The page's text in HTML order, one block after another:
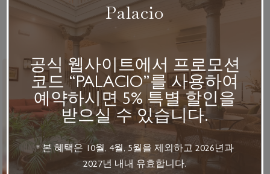
블로그 팔라시오 데 로
스 나바스
Blog
KO
ES
EN
FR
Calle Navas, 1
18009 Granada, España
0034 958 215 760
Palacio
공식 웹사이트에서 프로모션
코드 “PALACIO”를 사용하여
예약하시면 5% 특별 할인을
받으실 수 있습니다.
* 본 혜택은 10월, 4월, 5월을 제외하고 2026년과
2027년 내내 유효합니다.